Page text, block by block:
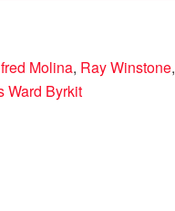
Molina, Ray Winstone,
Ward Byrkit